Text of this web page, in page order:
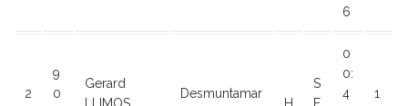
6
2
9
0
Gerard
Desmuntamar
S
0
0:
4
1